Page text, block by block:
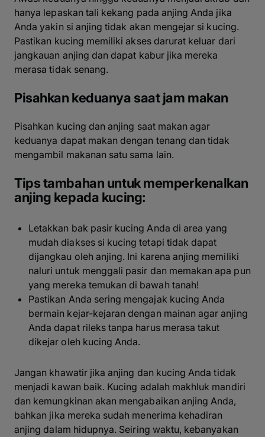
hanya lepaskan tali kekang pada anjing Anda jika
Anda yakin si anjing tidak akan mengejar si kucing.
Pastikan kucing memiliki akses darurat keluar dari
jangkauan anjing dan dapat kabur jika mereka
merasa tidak senang.
Pisahkan keduanya saat jam makan
Pisahkan kucing dan anjing saat makan agar
keduanya dapat makan dengan tenang dan tidak
mengambil makanan satu sama lain.
Tips tambahan untuk memperkenalkan
anjing kepada kucing:
Letakkan bak pasir kucing Anda di area yang
mudah diakses si kucing tetapi tidak dapat
dijangkau oleh anjing. Ini karena anjing memiliki
naluri untuk menggali pasir dan memakan apa pun
yang mereka temukan di bawah tanah!
Pastikan Anda sering mengajak kucing Anda
bermain kejar-kejaran dengan mainan agar anjing
Anda dapat rileks tanpa harus merasa takut
dikejar oleh kucing Anda.
Jangan khawatir jika anjing dan kucing Anda tidak
menjadi kawan baik. Kucing adalah makhluk mandiri
dan kemungkinan akan mengabaikan anjing Anda,
bahkan jika mereka sudah menerima kehadiran
anjing dalam hidupnya. Seiring waktu, kebanyakan